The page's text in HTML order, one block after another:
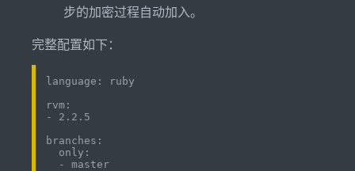
步的加密过程自动加入。
完整配置如下：
language: ruby
rvm:
- 2.2.5
branches:
  only:
  - master